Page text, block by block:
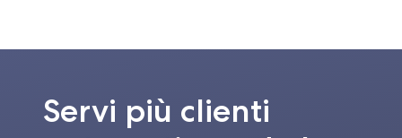
Servi più clienti